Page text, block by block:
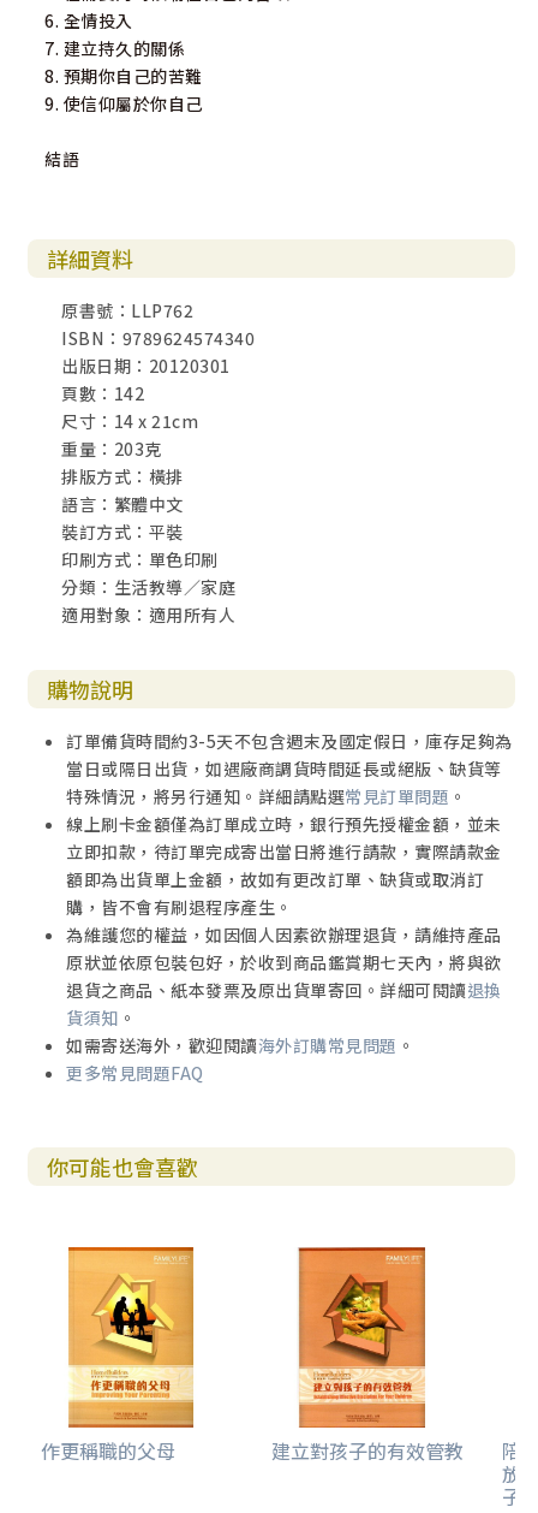
6. 全情投入
7. 建立持久的關係
8. 預期你自己的苦難
9. 使信仰屬於你自己
結語
詳細資料
原書號：LLP762
ISBN：9789624574340
出版日期：20120301
頁數：142
尺寸：14 x 21cm
重量：203克
排版方式：橫排
語言：繁體中文
裝訂方式：平裝
印刷方式：單色印刷
分類：生活教導／家庭
適用對象：適用所有人
購物說明
訂單備貨時間約3-5天不包含週末及國定假日，庫存足夠為
當日或隔日出貨，如遇廠商調貨時間延長或絕版、缺貨等
特殊情況，將另行通知。詳細請點選常見訂單問題 。
線上刷卡金額僅為訂單成立時，銀行預先授權金額，並未
立即扣款，待訂單完成寄出當日將進行請款，實際請款金
額即為出貨單上金額，故如有更改訂單、缺貨或取消訂
購，皆不會有刷退程序產生。
為維護您的權益，如因個人因素欲辦理退貨，請維持產品
原狀並依原包裝包好，於收到商品鑑賞期七天內，將與欲
退貨之商品、紙本發票及原出貨單寄回。詳細可閱讀退換
貨須知 。
如需寄送海外，歡迎閱讀海外訂購常見問題 。
更多常見問題FAQ
你可能也會喜歡
作更稱職的父母 建立對孩子的有效管教 陪
放
子